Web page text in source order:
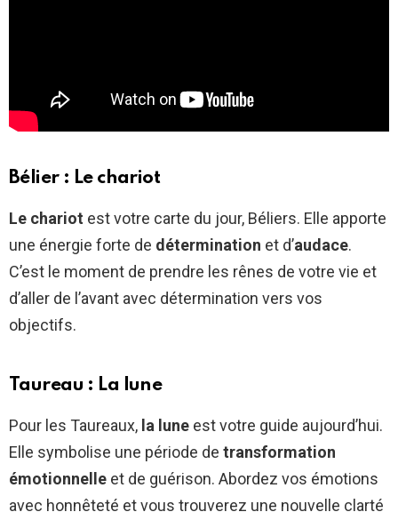
Bélier : Le chariot
Le chariot est votre carte du jour, Béliers. Elle apporte
une énergie forte de détermination et d’audace.
C’est le moment de prendre les rênes de votre vie et
d’aller de l’avant avec détermination vers vos
objectifs.
Taureau : La lune
Pour les Taureaux, la lune est votre guide aujourd’hui.
Elle symbolise une période de transformation
émotionnelle et de guérison. Abordez vos émotions
avec honnêteté et vous trouverez une nouvelle clarté